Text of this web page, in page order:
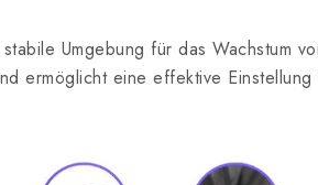
Umgebung für das Wachstum
ermöglicht eine effektive Einstellung